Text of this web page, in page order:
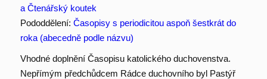
a Čtenářský koutek
Pododdělení: Časopisy s periodicitou aspoň šestkrát do
roka (abecedně podle názvu)
Vhodné doplnění Časopisu katolického duchovenstva.
Nepřímým předchůdcem Rádce duchovního byl Pastýř